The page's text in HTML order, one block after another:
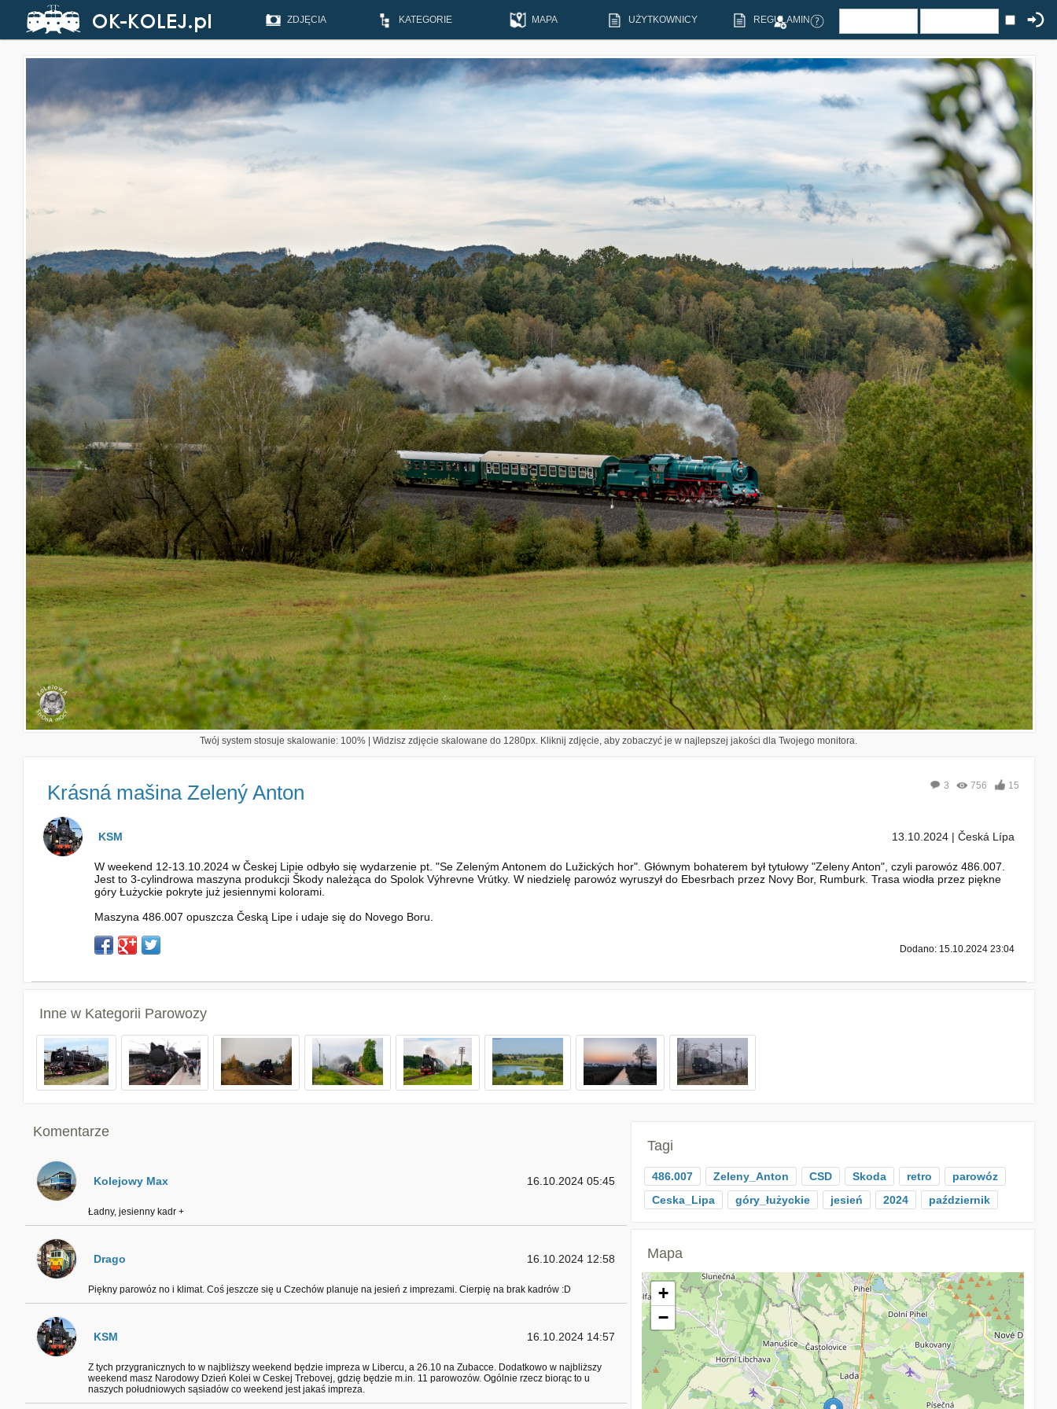
ZDJĘCIA KATEGORIE MAPA UŻYTKOWNICY REGULAMIN
Twój system stosuje skalowanie: 100% | Widzisz zdjęcie skalowane do 1280px. Kliknij zdjęcie, aby zobaczyć je w najlepszej jakości dla Twojego monitora.
Krásná mašina Zelený Anton 3 756 15
KSM 13.10.2024 | Česká Lípa
W weekend 12-13.10.2024 w Českej Lipie odbyło się wydarzenie pt. "Se Zeleným Antonem do Lužických hor". Głównym bohaterem był tytułowy "Zeleny Anton", czyli parowóz 486.007.
Jest to 3-cylindrowa maszyna produkcji Škody należąca do Spolok Výhrevne Vrútky. W niedzielę parowóz wyruszył do Ebesrbach przez Novy Bor, Rumburk. Trasa wiodła przez piękne
góry Łużyckie pokryte już jesiennymi kolorami.
Maszyna 486.007 opuszcza Česką Lipe i udaje się do Novego Boru.
Dodano: 15.10.2024 23:04
Inne w Kategorii Parowozy
Komentarze
Kolejowy Max 16.10.2024 05:45
Ładny, jesienny kadr +
Drago 16.10.2024 12:58
Piękny parowóz no i klimat. Coś jeszcze się u Czechów planuje na jesień z imprezami. Cierpię na brak kadrów :D
KSM 16.10.2024 14:57
Z tych przygranicznych to w najbliższy weekend będzie impreza w Libercu, a 26.10 na Zubacce. Dodatkowo w najbliższy
weekend masz Narodowy Dzień Kolei w Ceskej Trebovej, gdzię będzie m.in. 11 parowozów. Ogólnie rzecz biorąc to u
naszych południowych sąsiadów co weekend jest jakaś impreza.
Tagi
486.007 Zeleny_Anton CSD Skoda retro
parowóz
Ceska_Lipa
góry_łużyckie jesień 2024 październik
Mapa
+
−